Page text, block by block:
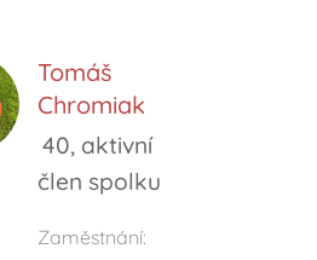
Tomáš
Chromiak
40, aktivní
člen spolku
Zaměstnání: